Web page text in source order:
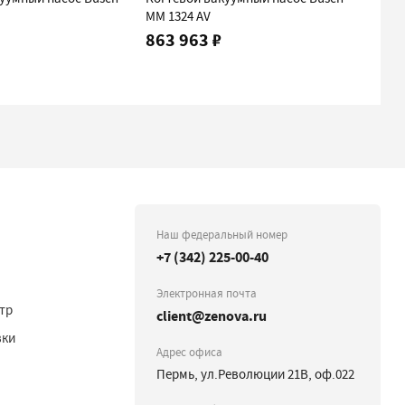
MM 1324 AV
863 963 ₽
Наш федеральный номер
+7 (342) 225-00-40
Электронная почта
client@zenova.ru
Адрес офиса
Пермь, ул.Революции 21В, оф.022